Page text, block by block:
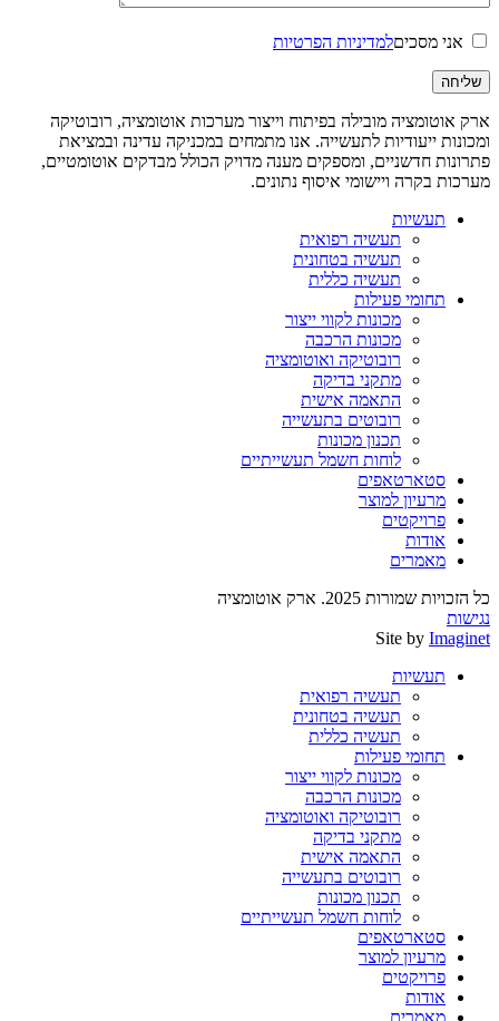
אני מסכיםלמדיניות הפרטיות
ארק אוטומציה מובילה בפיתוח וייצור מערכות אוטומציה, רובוטיקה
ומכונות ייעודיות לתעשייה. אנו מתמחים במכניקה עדינה ובמציאת
פתרונות חדשניים, ומספקים מענה מדויק הכולל מבדקים אוטומטיים,
מערכות בקרה ויישומי איסוף נתונים.
תעשיות
תעשיה רפואית
תעשיה בטחונית
תעשיה כללית
תחומי פעילות
מכונות לקווי ייצור
מכונות הרכבה
רובוטיקה ואוטומציה
מתקני בדיקה
התאמה אישית
רובוטים בתעשייה
תכנון מכונות
לוחות חשמל תעשייתיים
סטארטאפים
מרעיון למוצר
פרויקטים
אודות
מאמרים
כל הזכויות שמורות 2025. ארק אוטומציה
נגישות
Site by Imaginet
תעשיות
תעשיה רפואית
תעשיה בטחונית
תעשיה כללית
תחומי פעילות
מכונות לקווי ייצור
מכונות הרכבה
רובוטיקה ואוטומציה
מתקני בדיקה
התאמה אישית
רובוטים בתעשייה
תכנון מכונות
לוחות חשמל תעשייתיים
סטארטאפים
מרעיון למוצר
פרויקטים
אודות
מאמרים